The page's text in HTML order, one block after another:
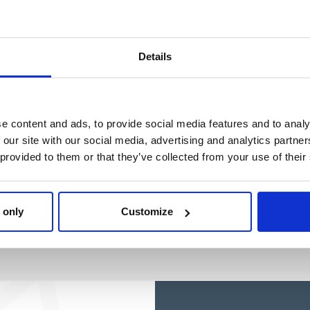
Details
content and ads, to provide social media features and to
site with our social media, advertising and analytics
to them or that they’ve collected from your use of
only Customize